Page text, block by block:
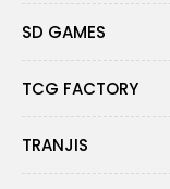
SD GAMES
TCG FACTORY
TRANJIS